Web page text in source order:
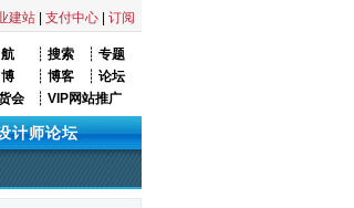
建站 支付中心 订阅
┊ 搜索 ┊ 专题
┊ 博客 ┊ 论坛
会 ┊ VIP网站推广
计师论坛